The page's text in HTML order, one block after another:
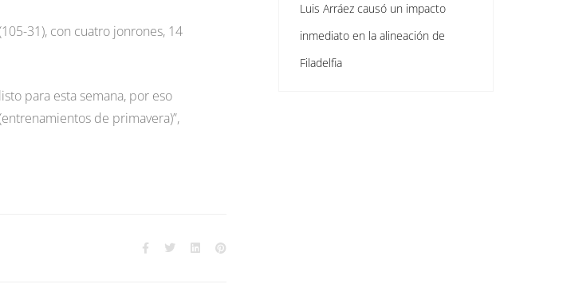
31), con cuatro jonrones, 14
para esta semana, por eso
de primavera)”,
Luis Arráez causó un impacto
inmediato en la alineación de
Filadelfia